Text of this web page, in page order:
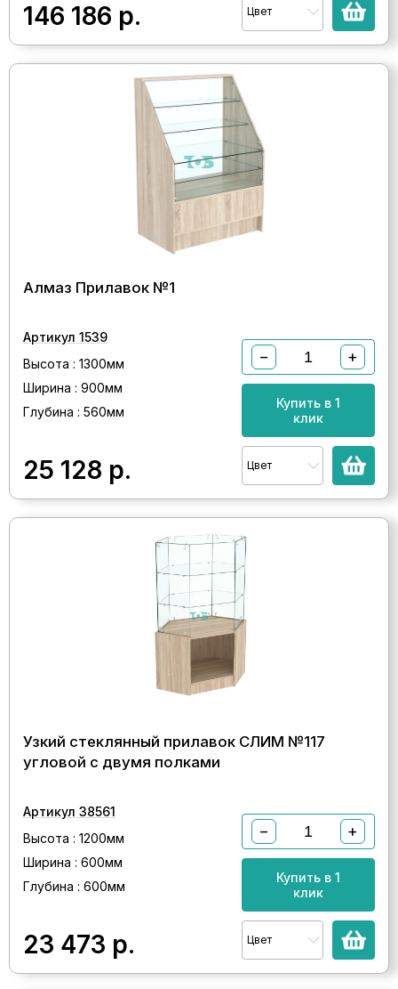
146 186 р. Цвет
Алмаз Прилавок №1
Артикул 1539
Высота : 1300мм
Ширина : 900мм
Глубина : 560мм
25 128 р.
− +
Купить в 1
клик
Цвет
Узкий стеклянный прилавок СЛИМ №117
угловой с двумя полками
Артикул 38561
Высота : 1200мм
Ширина : 600мм
Глубина : 600мм
23 473 р.
− +
Купить в 1
клик
Цвет